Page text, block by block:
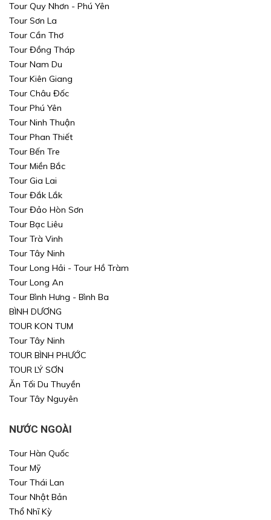
Tour Quy Nhơn - Phú Yên
Tour Sơn La
Tour Cần Thơ
Tour Đồng Tháp
Tour Nam Du
Tour Kiên Giang
Tour Châu Đốc
Tour Phú Yên
Tour Ninh Thuận
Tour Phan Thiết
Tour Bến Tre
Tour Miền Bắc
Tour Gia Lai
Tour Đắk Lắk
Tour Đảo Hòn Sơn
Tour Bạc Liêu
Tour Trà Vinh
Tour Tây Ninh
Tour Long Hải - Tour Hồ Tràm
Tour Long An
Tour Bình Hưng - Bình Ba
BÌNH DƯƠNG
TOUR KON TUM
Tour Tây Ninh
TOUR BÌNH PHƯỚC
TOUR LÝ SƠN
Ăn Tối Du Thuyền
Tour Tây Nguyên
NƯỚC NGOÀI
Tour Hàn Quốc
Tour Mỹ
Tour Thái Lan
Tour Nhật Bản
Thổ Nhĩ Kỳ